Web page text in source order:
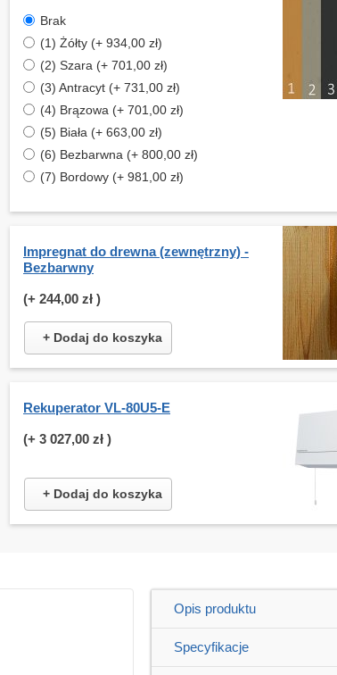
Brak
(1) Żółty (+ 934,00 zł)
(2) Szara (+ 701,00 zł)
(3) Antracyt (+ 731,00 zł)
(4) Brązowa (+ 701,00 zł)
(5) Biała (+ 663,00 zł)
(6) Bezbarwna (+ 800,00 zł)
(7) Bordowy (+ 981,00 zł)
Impregnat do drewna (zewnętrzny) -
Bezbarwny
(+ 244,00 zł )
+ Dodaj do koszyka
Rekuperator VL-80U5-E
(+ 3 027,00 zł )
+ Dodaj do koszyka
Opis produktu
Specyfikacje